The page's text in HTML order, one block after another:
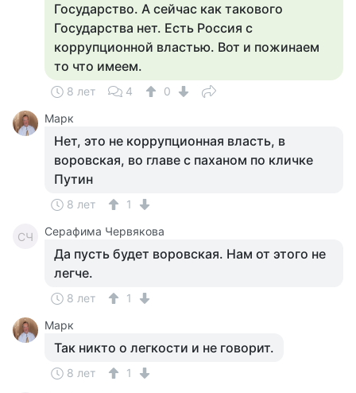
Государство. А сейчас как такового
Государства нет. Есть Россия с
коррупционной властью. Вот и пожинаем
то что имеем.
8 лет 4
0
Марк
Нет, это не коррупционная власть, в
воровская, во главе с паханом по кличке
Путин
8 лет 1
СЧ Серафима Червякова
Да пусть будет воровская. Нам от этого не
легче.
8 лет
1
Марк
Так никто о легкости и не говорит.
8 лет 1